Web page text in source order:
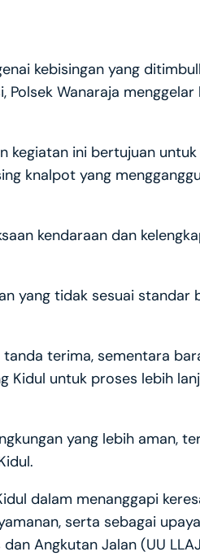
kebisingan yang
Wanaraja menggelar
kegiatan ini bertujuan
knalpot yang mengganggu
kendaraan dan
yang tidak sesuai standar
terima, sementara
Kidul untuk proses lebih
yang lebih aman,
dalam menanggapi
serta sebagai upaya
Angkutan Jalan (UU